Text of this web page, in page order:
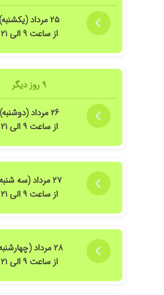
۲۵ مرداد (یکشنبه)
از ساعت ۹ الی ۲۱
۹ روز دیگر
۲۶ مرداد (دوشنبه)
از ساعت ۹ الی ۲۱
۲۷ مرداد (سه شنبه)
از ساعت ۹ الی ۲۱
۲۸ مرداد (چهارشنبه)
از ساعت ۹ الی ۲۱